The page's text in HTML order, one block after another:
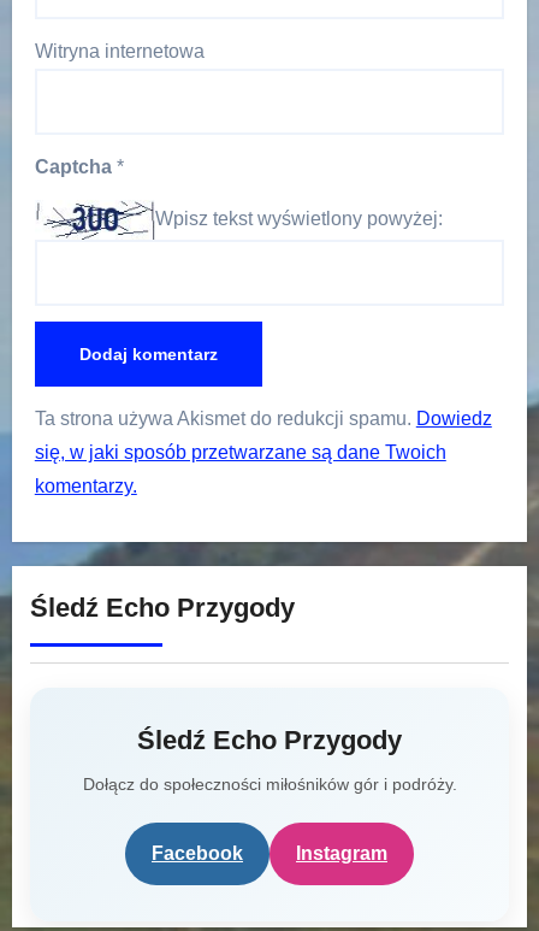
Witryna internetowa
Captcha *
Wpisz tekst wyświetlony powyżej:
Ta strona używa Akismet do redukcji spamu. Dowiedz
się, w jaki sposób przetwarzane są dane Twoich
komentarzy.
Śledź Echo Przygody
Śledź Echo Przygody
Dołącz do społeczności miłośników gór i podróży.
Facebook Instagram